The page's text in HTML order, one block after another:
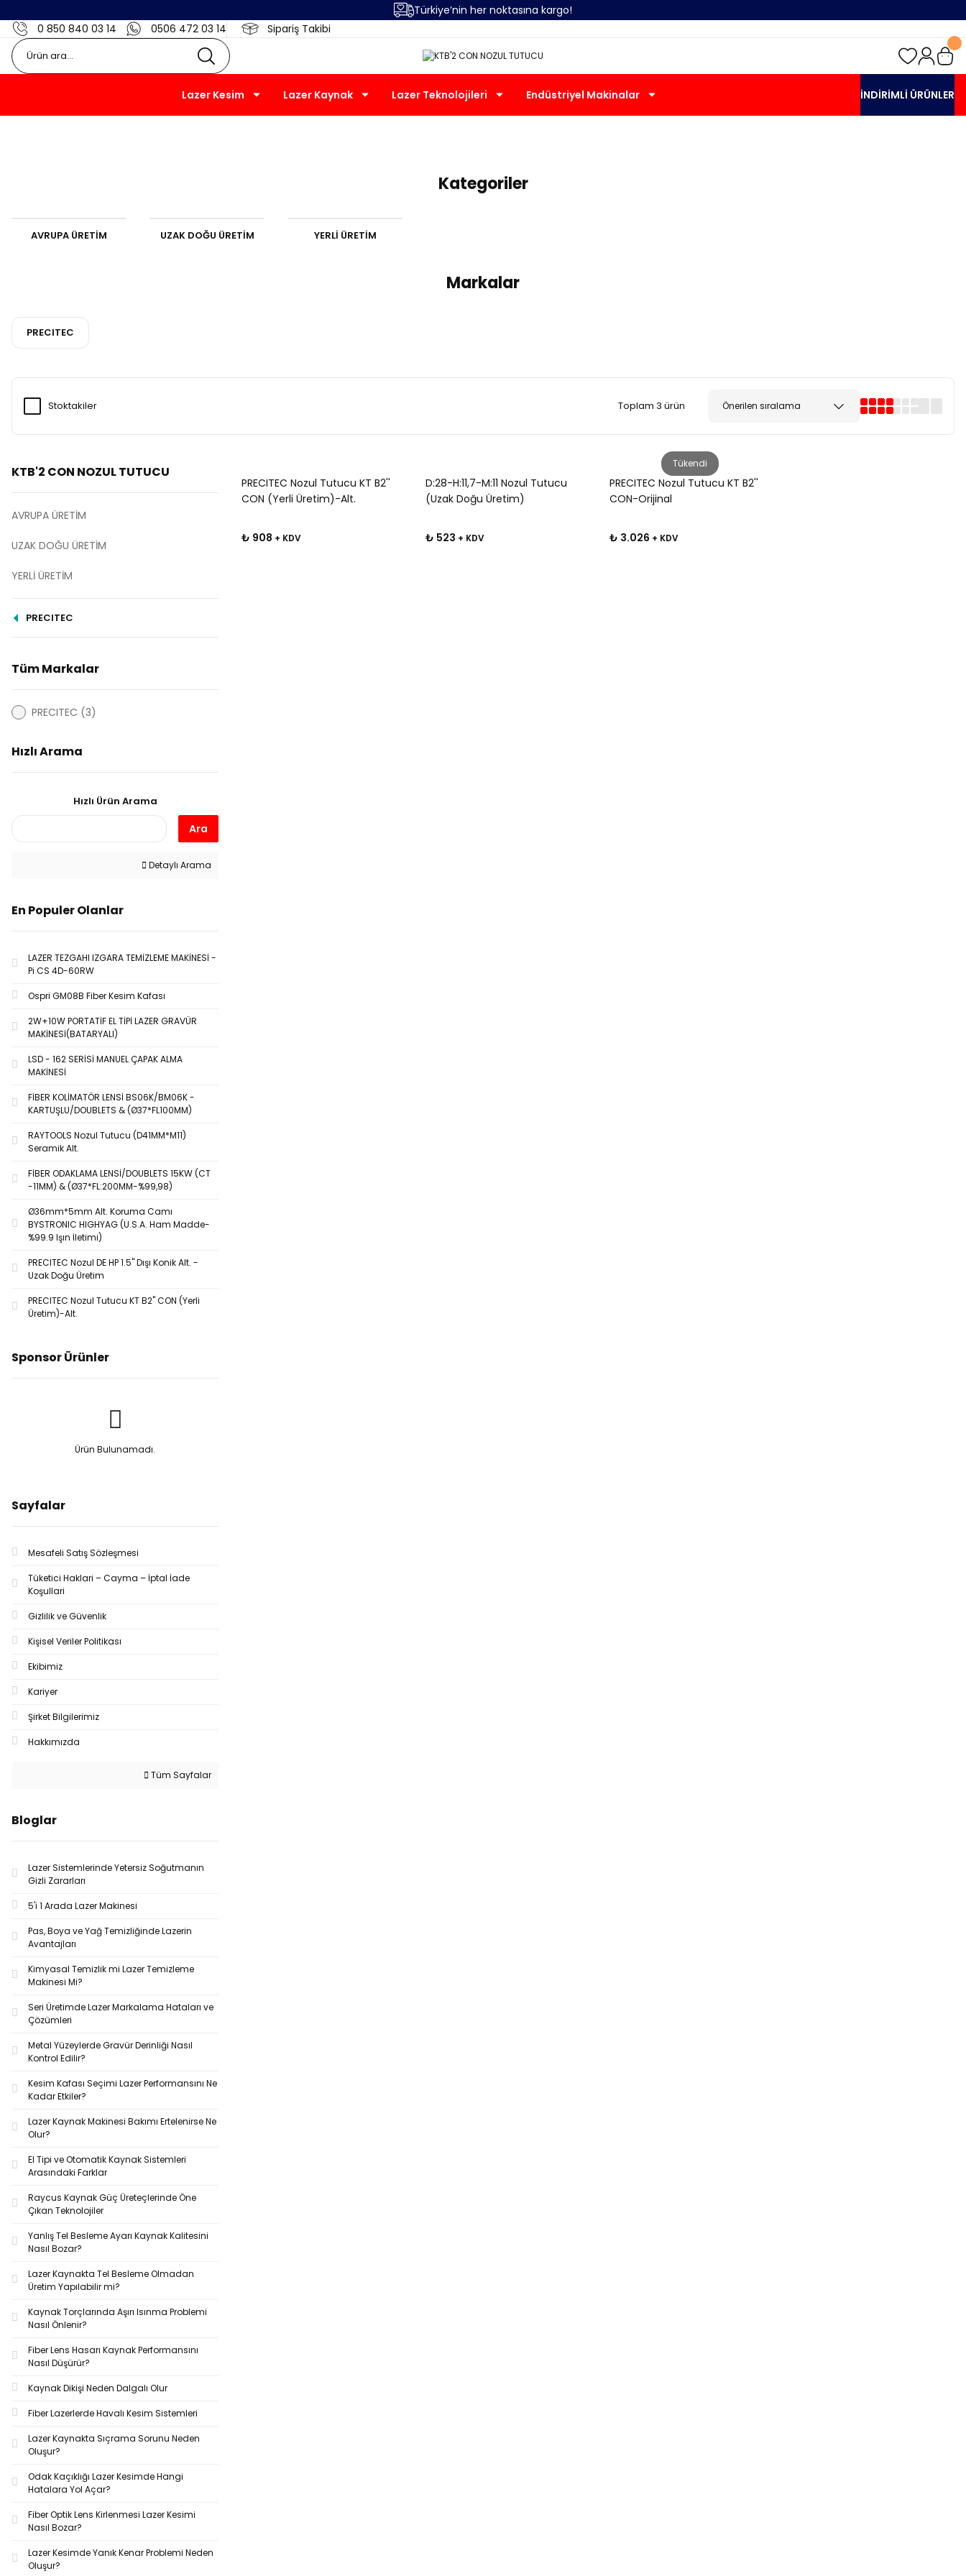
Türkiye’nin her noktasına kargo!
0 850 840 03 14
0506 472 03 14 Sipariş Takibi
Lazer Kesim Lazer Kaynak Lazer Teknolojileri Endüstriyel Makinalar İNDİRİMLİ ÜRÜNLER
Kategoriler
AVRUPA ÜRETİM UZAK DOĞU ÜRETİM YERLİ ÜRETİM
Markalar
PRECITEC
Stoktakiler Toplam 3 ürün
KTB'2 CON NOZUL TUTUCU
AVRUPA ÜRETİM
UZAK DOĞU ÜRETİM
YERLİ ÜRETİM
PRECITEC
Tüm Markalar
PRECITEC (3)
Hızlı Arama
Hızlı Ürün Arama
Ara
Detaylı Arama
En Populer Olanlar
LAZER TEZGAHI IZGARA TEMİZLEME MAKİNESİ -
Pi CS 4D-60RW
Ospri GM08B Fiber Kesim Kafası
2W+10W PORTATİF EL TİPİ LAZER GRAVÜR
MAKİNESİ(BATARYALI)
LSD - 162 SERİSİ MANUEL ÇAPAK ALMA
MAKİNESİ
FİBER KOLİMATÖR LENSİ BS06K/BM06K -
KARTUŞLU/DOUBLETS & (Ø37*FL100MM)
RAYTOOLS Nozul Tutucu (D41MM*M11)
Seramik Alt.
FİBER ODAKLAMA LENSİ/DOUBLETS 15KW (CT
-11MM) & (Ø37*FL:200MM-%99,98)
Ø36mm*5mm Alt. Koruma Camı
BYSTRONIC HIGHYAG (U.S.A. Ham Madde-
%99.9 Işın İletimi)
PRECITEC Nozul DE HP 1.5'' Dışı Konik Alt. -
Uzak Doğu Üretim
PRECITEC Nozul Tutucu KT B2'' CON (Yerli
Üretim)-Alt.
Sponsor Ürünler
Ürün Bulunamadı.
Sayfalar
Mesafeli Satış Sözleşmesi
Tüketici Haklari – Cayma – İptal İade
Koşullari
Gizlilik ve Güvenlik
Kişisel Veriler Politikası
Ekibimiz
Kariyer
Şirket Bilgilerimiz
Hakkımızda
Tüm Sayfalar
Bloglar
Lazer Sistemlerinde Yetersiz Soğutmanın
Gizli Zararları
5'i 1 Arada Lazer Makinesi
Pas, Boya ve Yağ Temizliğinde Lazerin
Avantajları
Kimyasal Temizlik mi Lazer Temizleme
Makinesi Mi?
Seri Üretimde Lazer Markalama Hataları ve
Çözümleri
Metal Yüzeylerde Gravür Derinliği Nasıl
Kontrol Edilir?
Kesim Kafası Seçimi Lazer Performansını Ne
Kadar Etkiler?
Lazer Kaynak Makinesi Bakımı Ertelenirse Ne
Olur?
El Tipi ve Otomatik Kaynak Sistemleri
Arasındaki Farklar
Raycus Kaynak Güç Üreteçlerinde Öne
Çıkan Teknolojiler
Yanlış Tel Besleme Ayarı Kaynak Kalitesini
Nasıl Bozar?
Lazer Kaynakta Tel Besleme Olmadan
Üretim Yapılabilir mi?
Kaynak Torçlarında Aşırı Isınma Problemi
Nasıl Önlenir?
Fiber Lens Hasarı Kaynak Performansını
Nasıl Düşürür?
Kaynak Dikişi Neden Dalgalı Olur
Fiber Lazerlerde Havalı Kesim Sistemleri
Lazer Kaynakta Sıçrama Sorunu Neden
Oluşur?
Odak Kaçıklığı Lazer Kesimde Hangi
Hatalara Yol Açar?
Fiber Optik Lens Kirlenmesi Lazer Kesimi
Nasıl Bozar?
Lazer Kesimde Yanık Kenar Problemi Neden
Oluşur?
PRECITEC Nozul Tutucu KT B2''
CON (Yerli Üretim)-Alt.
₺ 908 + KDV
D:28-H:11,7-M:11 Nozul Tutucu
(Uzak Doğu Üretim)
₺ 523 + KDV
Tükendi
PRECITEC Nozul Tutucu KT B2''
CON-Orijinal
₺ 3.026 + KDV